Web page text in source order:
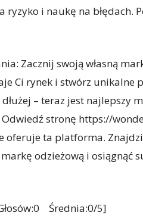
ryzyko i naukę na błędach.
Zacznij swoją własną
Ci rynek i stwórz unikalne
– teraz jest najlepszy
stronę https://
oferuje ta platforma.
odzieżową i osiągnąć
Średnia:0/5]